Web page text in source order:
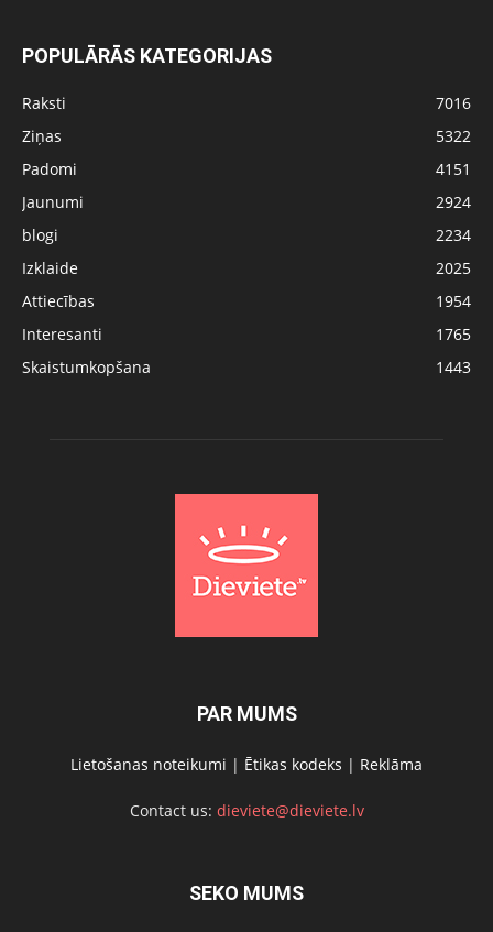
POPULĀRĀS KATEGORIJAS
Raksti
7016
Ziņas
5322
Padomi
4151
Jaunumi
2924
blogi
2234
Izklaide
2025
Attiecības
1954
Interesanti
1765
Skaistumkopšana
1443
PAR MUMS
Lietošanas noteikumi | Ētikas kodeks | Reklāma
Contact us: dieviete@dieviete.lv
SEKO MUMS